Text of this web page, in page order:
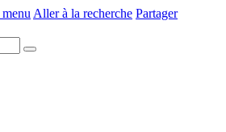
Aller à la recherche Partager